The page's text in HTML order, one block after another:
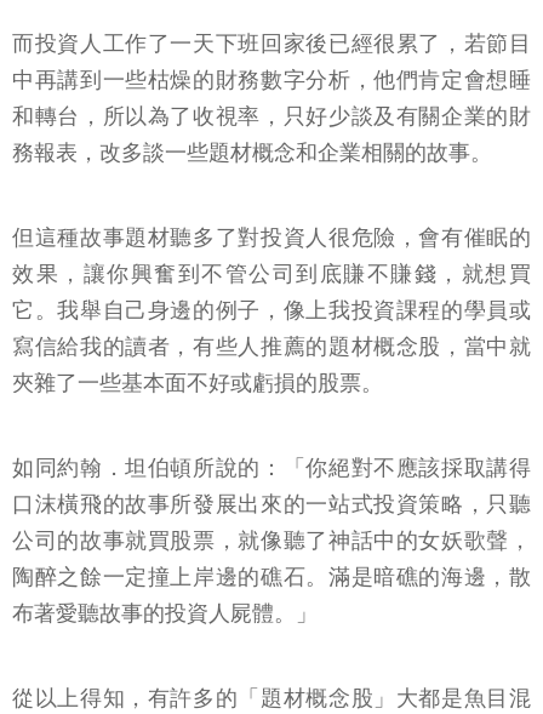
而投資人工作了一天下班回家後已經很累了，若節目
中再講到一些枯燥的財務數字分析，他們肯定會想睡
和轉台，所以為了收視率，只好少談及有關企業的財
務報表，改多談一些題材概念和企業相關的故事。
但這種故事題材聽多了對投資人很危險，會有催眠的
效果，讓你興奮到不管公司到底賺不賺錢，就想買
它。我舉自己身邊的例子，像上我投資課程的學員或
寫信給我的讀者，有些人推薦的題材概念股，當中就
夾雜了一些基本面不好或虧損的股票。
如同約翰．坦伯頓所說的：「你絕對不應該採取講得
口沫橫飛的故事所發展出來的一站式投資策略，只聽
公司的故事就買股票，就像聽了神話中的女妖歌聲，
陶醉之餘一定撞上岸邊的礁石。滿是暗礁的海邊，散
布著愛聽故事的投資人屍體。」
從以上得知，有許多的「題材概念股」大都是魚目混